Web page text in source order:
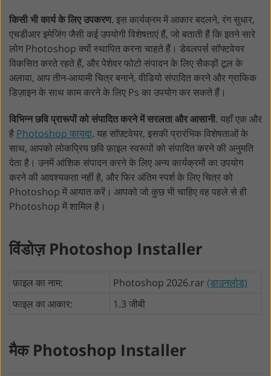
किसी भी कार्य के लिए उपकरण. इस कार्यक्रम में आकार बदलने, रंग सुधार,
एचडीआर इमेजिंग जैसी कई उपयोगी विशेषताएं हैं, जो बताती हैं कि इतने सारे
लोग Photoshop क्यों स्थापित करना चाहते हैं। डेवलपर्स सॉफ्टवेयर
विकसित करते रहते हैं, और पेशेवर फोटो संपादन के लिए सैकड़ों टूल के
अलावा, आप तीन-आयामी चित्र बनाने, वीडियो संपादित करने और ग्राफिक
डिज़ाइन के साथ काम करने के लिए Ps का उपयोग कर सकते हैं।
विभिन्न छवि प्रारूपों को संपादित करने में सरलता और आसानी. यहाँ एक और
है Photoshop फायदा. यह सॉफ़्टवेयर, इसकी प्रारंभिक विशेषताओं के
साथ, आपको लोकप्रिय छवि फ़ाइल स्वरूपों को संपादित करने की अनुमति
देता है। उनमें आंशिक संपादन करने के लिए अन्य कार्यक्रमों का उपयोग
करने की आवश्यकता नहीं है, और फिर अंतिम स्पर्श के लिए चित्र को
Photoshop में आयात करें। आपको जो कुछ भी चाहिए वह पहले से ही
Photoshop में शामिल है।
विंडोज़ Photoshop Installer
फ़ाइल का नाम: Photoshop 2026.rar (डाउनलोड)
फाइल का आकार:
1.3 जीबी
मैक Photoshop Installer